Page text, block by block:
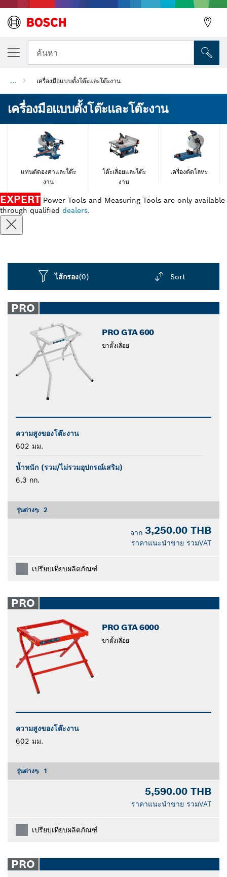
ค้นหา
... เครื่องมือแบบตั้งโต๊ะและโต๊ะงาน
เครื่องมือแบบตั้งโต๊ะและโต๊ะงาน
แท่นตัดองศาและโต๊ะ
งาน
โต๊ะเลื่อยและโต๊ะ
งาน
เครื่องตัดโลหะ
EXPERT Power Tools and Measuring Tools are only available
through qualified dealers.
ไส้กรอง(0) Sort
closed
PRO
PRO GTA 600
ขาตั้งเลื่อย
ความสูงของโต๊ะงาน
602 มม.
น้ำหนัก (รวม/ไม่รวมอุปกรณ์เสริม)
6.3 กก.
รุ่นต่างๆ: 2
จาก 3,250.00 THB
ราคาแนะนำขาย รวมVAT
เปรียบเทียบผลิตภัณฑ์
PRO
PRO GTA 6000
ขาตั้งเลื่อย
ความสูงของโต๊ะงาน
602 มม.
รุ่นต่างๆ: 1
5,590.00 THB
ราคาแนะนำขาย รวมVAT
เปรียบเทียบผลิตภัณฑ์
PRO